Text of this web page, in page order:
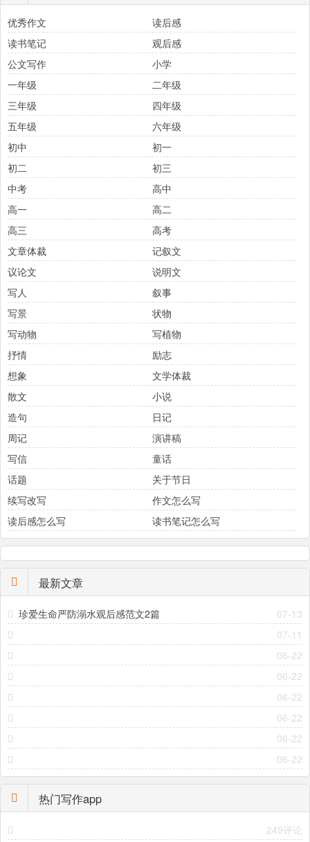
优秀作文
读后感
读书笔记
观后感
公文写作
小学
一年级
二年级
三年级
四年级
五年级
六年级
初中
初一
初二
初三
中考
高中
高一
高二
高三
高考
文章体裁
记叙文
议论文
说明文
写人
叙事
写景
状物
写动物
写植物
抒情
励志
想象
文学体裁
散文
小说
造句
日记
周记
演讲稿
写信
童话
话题
关于节日
续写改写
作文怎么写
读后感怎么写
读书笔记怎么写
最新文章
07-13
珍爱生命严防溺水观后感范文2篇
07-11
06-22
06-22
06-22
06-22
06-22
06-22
热门写作app
249评论